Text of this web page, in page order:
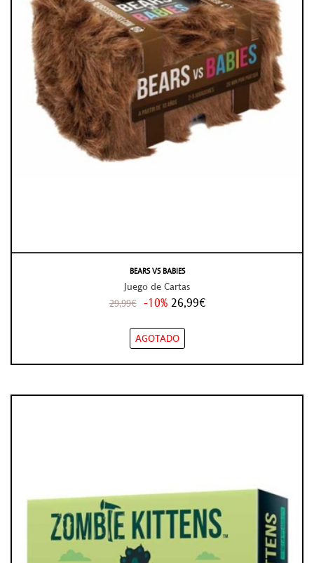
BEARS VS BABIES
Juego de Cartas
29,99€ -10% 26,99€
AGOTADO